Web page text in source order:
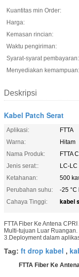
Kuantitas min Order:
Harga:
Kemasan rincian:
Waktu pengiriman:
Syarat-syarat pembayaran:
Menyediakan kemampuan:
Deskripsi
Kabel Patch Serat
Aplikasi:
FTTA
Warna:
Hitam
Nama Produk:
FTTA
Jenis serat::
LC-LC
Ketahanan:
500
Perubahan suhu:
-25 °C
Cahaya Tinggi:
kabel
FTTA Fiber Ke Antena
Multi-tujuan Luar
3.Deployment dalam
Tag: ft drop kabel ,
FTTA Fiber Ke